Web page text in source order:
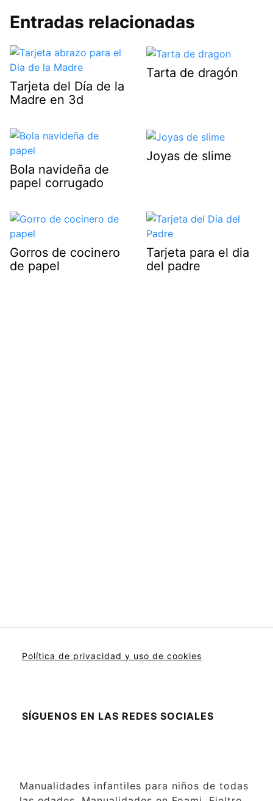
Entradas relacionadas
Tarjeta del Día de la
Madre en 3d
Tarta de dragón
Bola navideña de
papel corrugado
Joyas de slime
Gorros de cocinero
de papel
Tarjeta para el dia
del padre
Política de privacidad y uso de cookies
SÍGUENOS EN LAS REDES SOCIALES
Manualidades infantiles para niños de todas